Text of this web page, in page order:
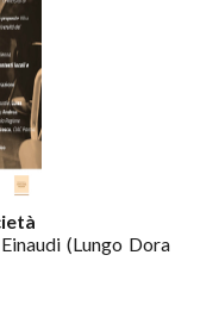
(Lungo Dora